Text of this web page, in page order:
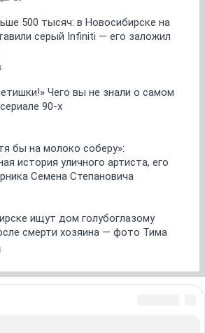
500 тысяч: в Новосибирске на
серый Infiniti — его заложил
Чего вы не знали о самом
90-х
бы на молоко соберу»:
история уличного артиста, его
Семена Степановича
ищут дом голубоглазому
смерти хозяина — фото Тима